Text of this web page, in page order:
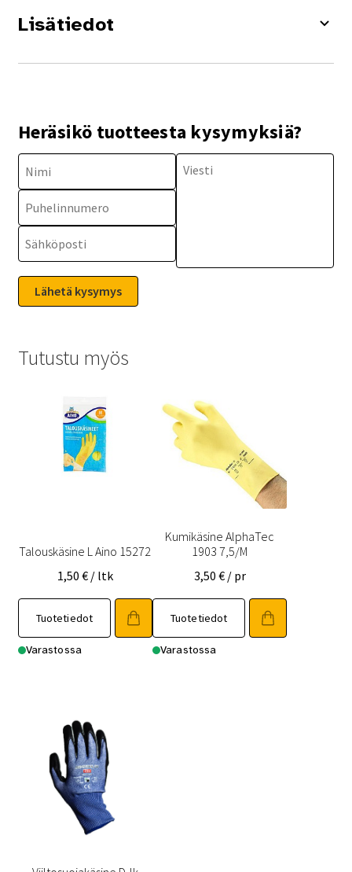
Lisätiedot
Heräsikö tuotteesta kysymyksiä?
Tutustu myös
Talouskäsine L Aino 15272
1,50 € / ltk
Tuotetiedot
Varastossa
Kumikäsine AlphaTec
1903 7,5/M
3,50 € / pr
Tuotetiedot
Varastossa